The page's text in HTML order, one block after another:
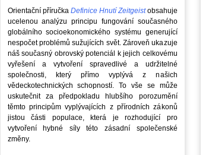
Orientační příručka Definice Hnutí Zeitgeistobsahuje
ucelenou analýzu principu fungování současného
globálního socioekonomického systému generující
nespočet problémů sužujících svět. Zároveň ukazuje
náš současný obrovský potenciál k jejich celkovému
vyřešení a vytvoření spravedlivé a udržitelné
společnosti, který přímo vyplývá z našich
vědeckotechnických schopností. To vše se může
uskutečnit za předpokladu hlubšího porozumění
těmto principům vyplývajících z přírodních zákonů
jistou části populace, která je rozhodující pro
vytvoření hybné síly této zásadní společenské
změny.